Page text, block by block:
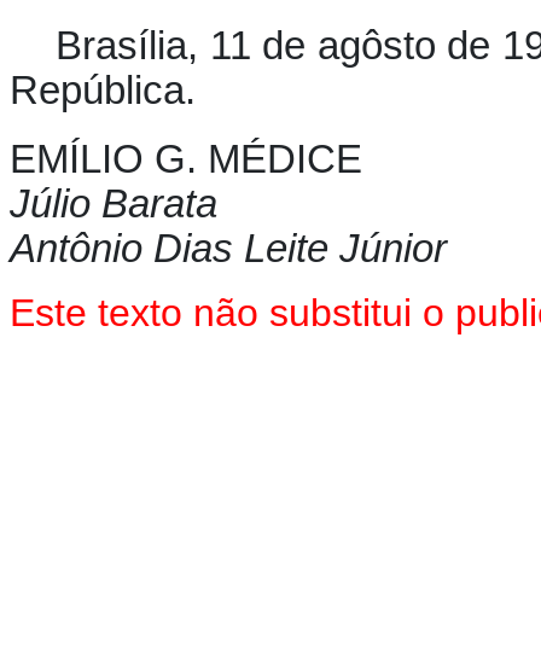
Brasília, 11 de agôsto de
República.
EMÍLIO G. MÉDICE
Júlio Barata
Antônio Dias Leite Júnior
Este texto não substitui o